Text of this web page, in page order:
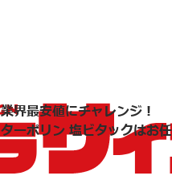
業界最安値にチャレンジ！
ターポリン 塩ビタックはお